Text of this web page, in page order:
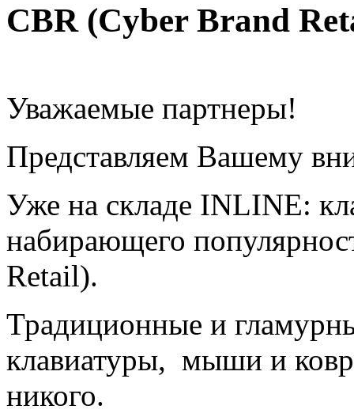
CBR (Cyber Brand
Уважаемые партнеры!
Представляем Вашему
Уже на складе INLINE:
набирающего
Retail).
Традиционные и
клавиатуры, мыши и
никого.